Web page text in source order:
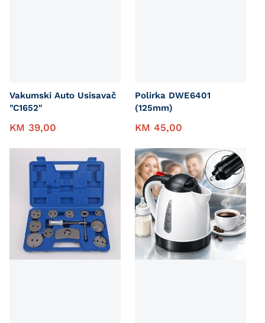
Vakumski Auto Usisavač
"C1652"
KM 39,00
Polirka DWE6401
(125mm)
KM 45,00